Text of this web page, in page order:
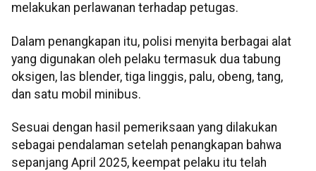
melakukan perlawanan terhadap petugas.
Dalam penangkapan itu, polisi menyita berbagai alat
yang digunakan oleh pelaku termasuk dua tabung
oksigen, las blender, tiga linggis, palu, obeng, tang,
dan satu mobil minibus.
Sesuai dengan hasil pemeriksaan yang dilakukan
sebagai pendalaman setelah penangkapan bahwa
sepanjang April 2025, keempat pelaku itu telah